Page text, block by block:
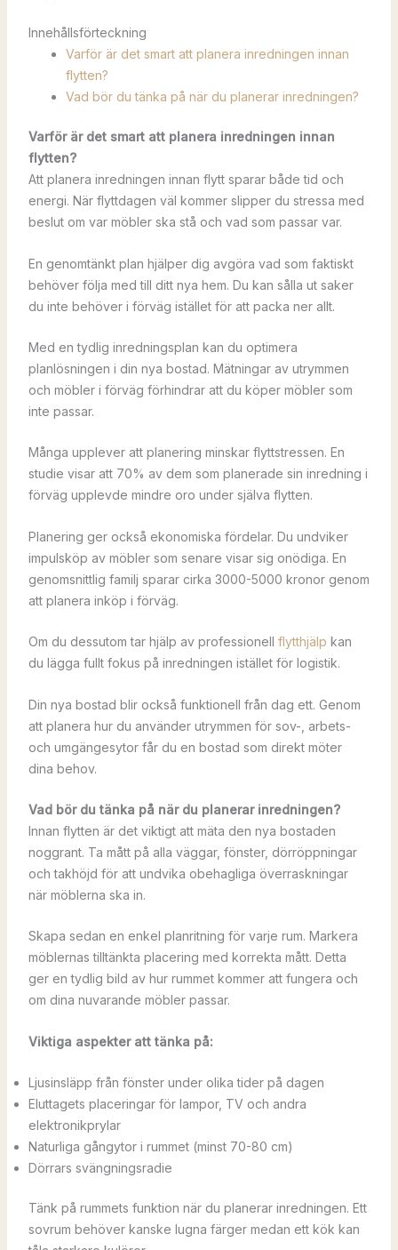
Innehållsförteckning
Varför är det smart att planera inredningen innan
flytten?
Vad bör du tänka på när du planerar inredningen?
Varför är det smart att planera inredningen innan
flytten?
Att planera inredningen innan flytt sparar både tid och
energi. När flyttdagen väl kommer slipper du stressa med
beslut om var möbler ska stå och vad som passar var.
En genomtänkt plan hjälper dig avgöra vad som faktiskt
behöver följa med till ditt nya hem. Du kan sålla ut saker
du inte behöver i förväg istället för att packa ner allt.
Med en tydlig inredningsplan kan du optimera
planlösningen i din nya bostad. Mätningar av utrymmen
och möbler i förväg förhindrar att du köper möbler som
inte passar.
Många upplever att planering minskar flyttstressen. En
studie visar att 70% av dem som planerade sin inredning i
förväg upplevde mindre oro under själva flytten.
Planering ger också ekonomiska fördelar. Du undviker
impulsköp av möbler som senare visar sig onödiga. En
genomsnittlig familj sparar cirka 3000-5000 kronor genom
att planera inköp i förväg.
Om du dessutom tar hjälp av professionell flytthjälp kan
du lägga fullt fokus på inredningen istället för logistik.
Din nya bostad blir också funktionell från dag ett. Genom
att planera hur du använder utrymmen för sov-, arbets-
och umgängesytor får du en bostad som direkt möter
dina behov.
Vad bör du tänka på när du planerar inredningen?
Innan flytten är det viktigt att mäta den nya bostaden
noggrant. Ta mått på alla väggar, fönster, dörröppningar
och takhöjd för att undvika obehagliga överraskningar
när möblerna ska in.
Skapa sedan en enkel planritning för varje rum. Markera
möblernas tilltänkta placering med korrekta mått. Detta
ger en tydlig bild av hur rummet kommer att fungera och
om dina nuvarande möbler passar.
Viktiga aspekter att tänka på:
Ljusinsläpp från fönster under olika tider på dagen
Eluttagets placeringar för lampor, TV och andra
elektronikprylar
Naturliga gångytor i rummet (minst 70-80 cm)
Dörrars svängningsradie
Tänk på rummets funktion när du planerar inredningen. Ett
sovrum behöver kanske lugna färger medan ett kök kan